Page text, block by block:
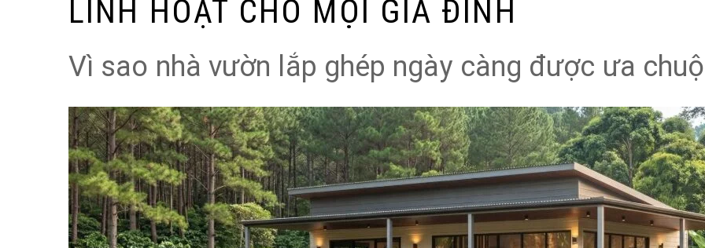
LINH HOẠT CHO MỌI GIA ĐÌNH
Vì sao nhà vườn lắp ghép ngày càng được ưa